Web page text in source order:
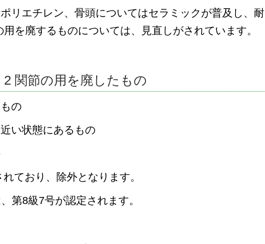
リエチレン、骨頭についてはセラミックが普及し、耐
を廃するものについては、見直しがされています。
関節の用を廃したもの
の
い状態にあるもの
ており、除外となります。
第8級7号が認定されます。